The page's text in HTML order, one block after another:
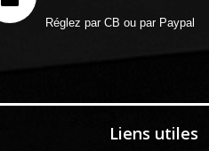
Réglez par CB ou par Paypal
Liens utiles